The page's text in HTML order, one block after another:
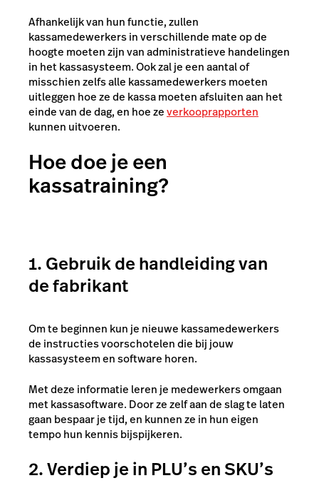
Afhankelijk van hun functie, zullen
kassamedewerkers in verschillende mate op de
hoogte moeten zijn van administratieve handelingen
in het kassasysteem. Ook zal je een aantal of
misschien zelfs alle kassamedewerkers moeten
uitleggen hoe ze de kassa moeten afsluiten aan het
einde van de dag, en hoe zeverkooprapporten
kunnen uitvoeren.
Hoe doe je een
kassatraining?
1. Gebruik de handleiding van
de fabrikant
Om te beginnen kun je nieuwe kassamedewerkers
de instructies voorschotelen die bij jouw
kassasysteem en software horen.
Met deze informatie leren je medewerkers omgaan
met kassasoftware. Door ze zelf aan de slag te laten
gaan bespaar je tijd, en kunnen ze in hun eigen
tempo hun kennis bijspijkeren.
2. Verdiep je in PLU’s en SKU’s